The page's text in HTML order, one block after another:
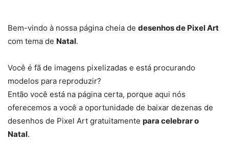
Bem-vindo à nossa página cheia de desenhos de Pixel Art
com tema de Natal.
Você é fã de imagens pixelizadas e está procurando
modelos para reproduzir?
Então você está na página certa, porque aqui nós
oferecemos a você a oportunidade de baixar dezenas de
desenhos de Pixel Art gratuitamente para celebrar o
Natal.